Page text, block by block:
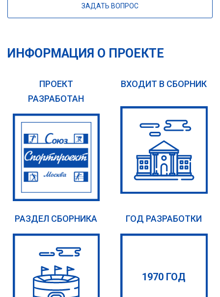
ЗАДАТЬ ВОПРОС
ИНФОРМАЦИЯ О ПРОЕКТЕ
ПРОЕКТ
РАЗРАБОТАН
ВХОДИТ В СБОРНИК
РАЗДЕЛ СБОРНИКА ГОД РАЗРАБОТКИ
1970 ГОД